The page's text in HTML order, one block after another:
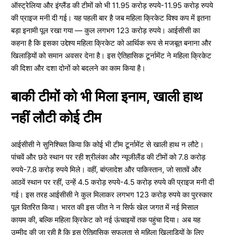
ऑस्ट्रेलिया और इंग्लैंड की टीमों को भी 11.95 करोड़ रुपये-11.95 करोड़ रुपये
की प्राइज मनी दी गई। यह पहली बार है जब महिला क्रिकेट विश्व कप में इतना
बड़ा इनामी पूल रखा गया — कुल लगभग 123 करोड़ रुपये। आईसीसी का
कहना है कि इसका उद्देश्य महिला क्रिकेट को आर्थिक रूप से मजबूत बनाना और
खिलाड़ियों को समान अवसर देना है। इस ऐतिहासिक टूर्नामेंट ने महिला क्रिकेट
की दिशा और दशा दोनों को बदलने का काम किया है।
बाकी टीमों को भी मिला इनाम, खाली हाथ
नहीं लौटी कोई टीम
आईसीसी ने सुनिश्चित किया कि कोई भी टीम टूर्नामेंट से खाली हाथ न लौटे।
पांचवें और छठे स्थान पर रही श्रीलंका और न्यूजीलैंड की टीमों को 7.8 करोड़
रुपये-7.8 करोड़ रुपये मिले। वहीं, बांग्लादेश और पाकिस्तान, जो सातवें और
आठवें स्थान पर रहीं, उन्हें 4.5 करोड़ रुपये-4.5 करोड़ रुपये की प्राइज मनी दी
गई। इस तरह आईसीसी ने कुल मिलाकर लगभग 123 करोड़ रुपये का पुरस्कार
पूल वितरित किया। भारत की इस जीत ने न सिर्फ खेल जगत में नई मिसाल
कायम की, बल्कि महिला क्रिकेट को नई ऊंचाइयों तक पहुंचा दिया। अब यह
उम्मीद की जा रही है कि इस ऐतिहासिक सफलता से महिला खिलाड़ियों के लिए